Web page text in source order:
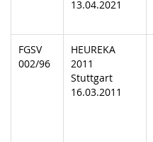
13.04.2021
FGSV
002/96
HEUREKA
2011
Stuttgart
16.03.2011